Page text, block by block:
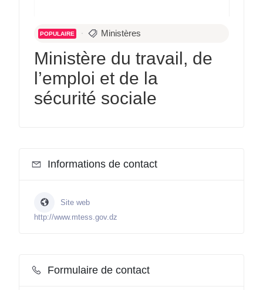
POPULAIRE Ministères
Ministère du travail, de
l’emploi et de la
sécurité sociale
Informations de contact
Site web
http://www.mtess.gov.dz
Formulaire de contact